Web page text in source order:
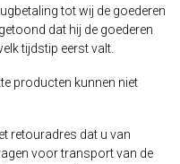
tot wij de goederen
dat hij de goederen
tijdstip eerst valt.
producten kunnen niet
retouradres dat u van
voor transport van de